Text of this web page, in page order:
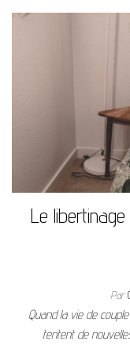
Le
Par
Quand la vie de
tentent de